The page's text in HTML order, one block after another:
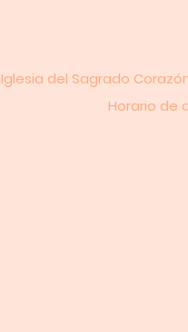
Iglesia del Sagrado
Horario de